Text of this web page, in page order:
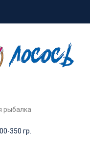
рыбалка
350 гр.